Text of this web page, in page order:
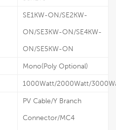
SE1KW-ON/SE2KW-
ON/SE3KW-ON/SE4KW-
ON/SE5KW-ON
Mono(Poly Optional)
1000Watt/2000Watt/
PV Cable/Y Branch
Connector/MC4